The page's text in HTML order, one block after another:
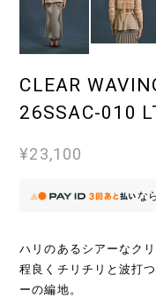
CLEAR
26SSAC-010
¥23,100
な
ハリのあるシアーなク
程良くチリチリと波打
ーの編地。